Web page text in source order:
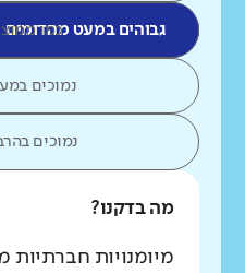
גבוהים במעט מהדומים
כמו
נמוכים
נמוכים
מה בדקנו?
מיומנויות חברתיות